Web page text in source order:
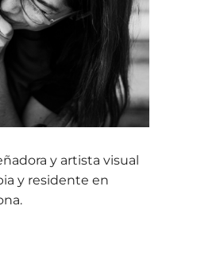
y artista visual
y residente en